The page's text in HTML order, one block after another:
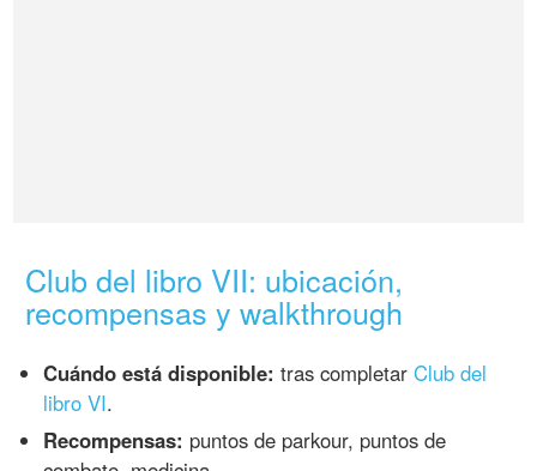
Club del libro VII: ubicación,
recompensas y walkthrough
Cuándo está disponible: tras completarClub del
libro VI.
Recompensas: puntos de parkour, puntos de